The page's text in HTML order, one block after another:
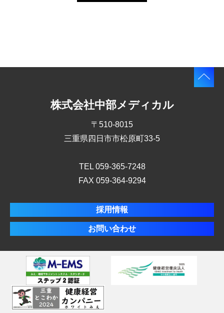
株式会社中部メディカル
〒510-8015
三重県四日市市松原町33-5
TEL 059-365-7248
FAX 059-364-9294
採用情報
お問い合わせ